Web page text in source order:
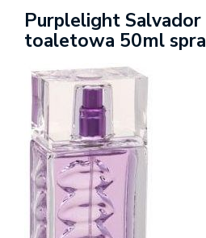
Purplelight
toaletowa 50ml